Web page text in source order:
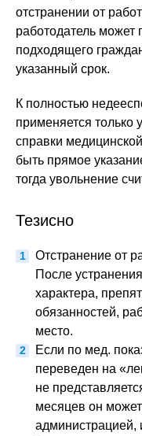
отстранении от
работодатель может
подходящего
указанный срок.
К полностью
применяется только
справки
быть прямое
тогда увольнение
Тезисно
Отстранение от
После
характера,
обязанностей,
место.
Если по мед.
переведен на
не
месяцев он
администрацией,